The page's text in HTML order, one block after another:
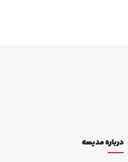
درباره مدیسه